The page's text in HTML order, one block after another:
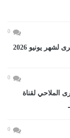
0
0
الملاحي لقناة
0